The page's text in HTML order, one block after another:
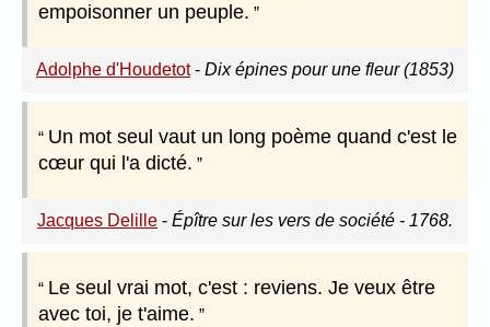
empoisonner un peuple.
Adolphe d'Houdetot- Dix épines pour une fleur (1853)
Un mot seul vaut un long poème quand c'est le
cœur qui l'a dicté.
Jacques Delille - Épître sur les vers de société - 1768.
Le seul vrai mot, c'est : reviens. Je veux être
avec toi, je t'aime.